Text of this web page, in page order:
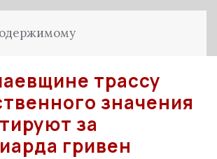
трассу
значения
за
гривен